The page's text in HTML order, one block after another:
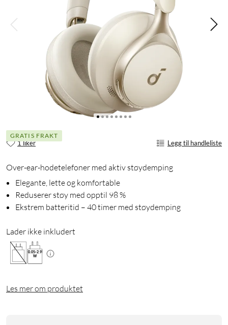
GRATIS FRAKT
1 liker Legg til handleliste
Over-ear-hodetelefoner med aktiv støydemping
Elegante, lette og komfortable
Reduserer støy med opptil 98 %
Ekstrem batteritid – 40 timer med støydemping
Lader ikke inkludert
0.05-2.9
W
Les mer om produktet